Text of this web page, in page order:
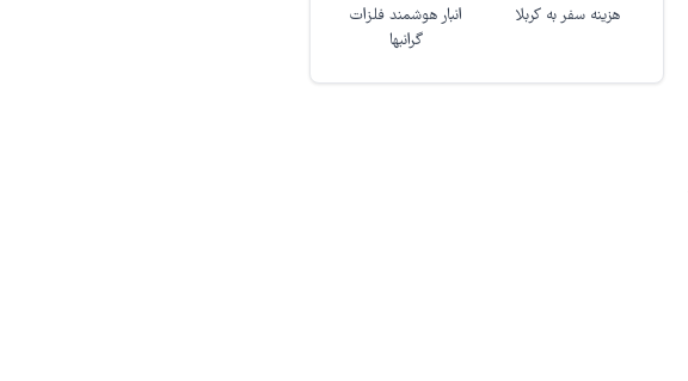
هزینه سفر به کربلا
انبار هوشمند فلزات
گرانبها